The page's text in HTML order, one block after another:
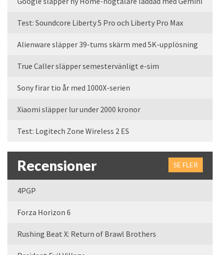
Test: Soundcore Liberty 5 Pro och Liberty Pro Max
Alienware släpper 39-tums skärm med 5K-upplösning
True Caller släpper semestervänligt e-sim
Sony firar tio år med 1000X-serien
Xiaomi släpper lur under 2000 kronor
Test: Logitech Zone Wireless 2 ES
Recensioner SE FLER
4PGP
Forza Horizon 6
Rushing Beat X: Return of Brawl Brothers